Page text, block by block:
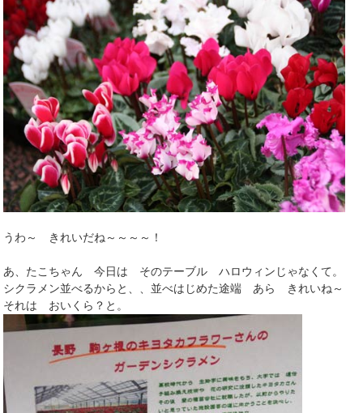
うわ～ きれいだね～～～～！
あ、たこちゃん 今日は そのテーブル ハロウィンじゃなくて。
シクラメン並べるからと、、並べはじめた途端 あら きれいね～
それは おいくら？と。